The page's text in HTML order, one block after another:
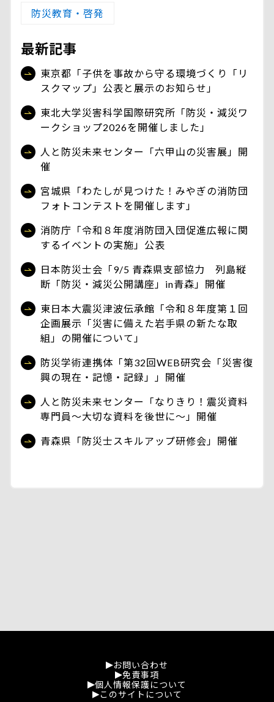
防災教育・啓発
最新記事
東京都「子供を事故から守る環境づくり「リ
スクマップ」公表と展示のお知らせ」
東北大学災害科学国際研究所「防災・減災ワ
ークショップ2026を開催しました」
人と防災未来センター「六甲山の災害展」開
催
宮城県「わたしが見つけた！みやぎの消防団
フォトコンテストを開催します」
消防庁「令和８年度消防団入団促進広報に関
するイベントの実施」公表
日本防災士会「9/5 青森県支部協力 列島縦
断「防災・減災公開講座」in青森」開催
東日本大震災津波伝承館「令和８年度第１回
企画展示「災害に備えた岩手県の新たな取
組」の開催について」
防災学術連携体「第32回WEB研究会「災害復
興の現在・記憶・記録」」開催
人と防災未来センター「なりきり！震災資料
専門員～大切な資料を後世に～」開催
青森県「防災士スキルアップ研修会」開催
お問い合わせ
免責事項
個人情報保護について
このサイトについて